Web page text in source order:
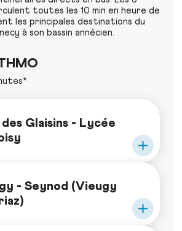
toutes les 10 min en heure de
les principales destinations du
à son bassin annécien.
Glaisins - Lycée
- Seynod (Vieugy